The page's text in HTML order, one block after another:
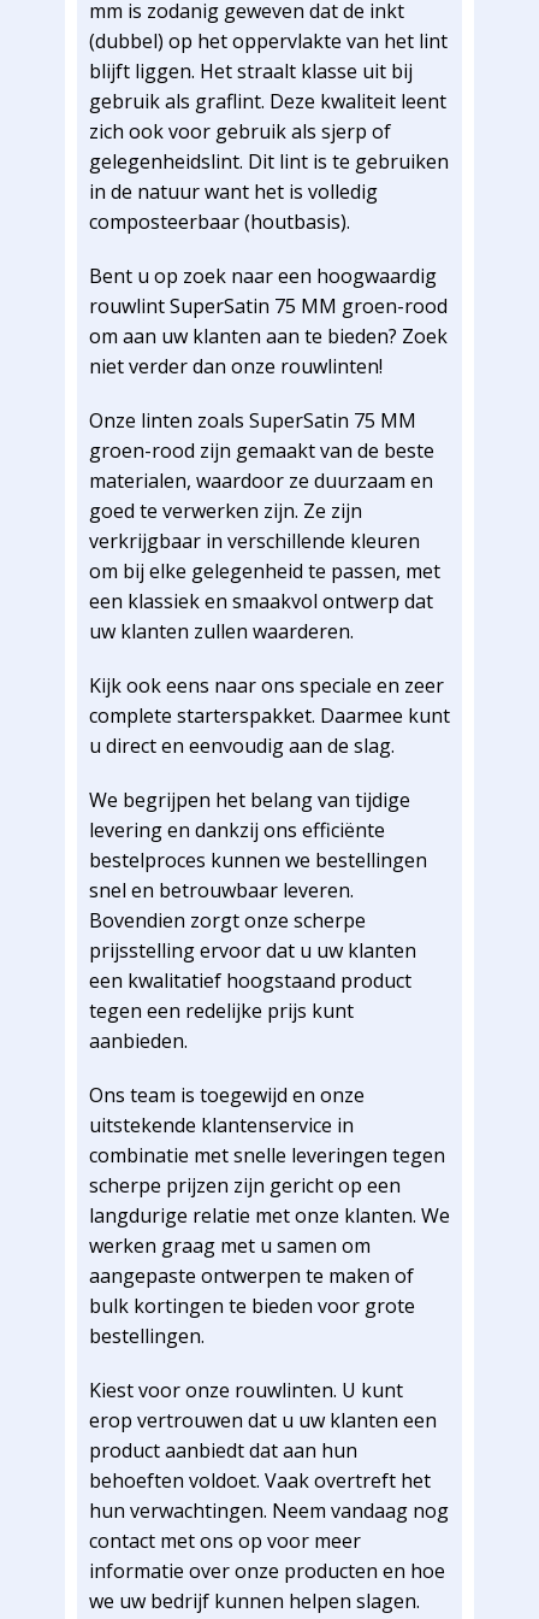
mm is zodanig geweven dat de inkt
(dubbel) op het oppervlakte van het lint
blijft liggen. Het straalt klasse uit bij
gebruik als graflint. Deze kwaliteit leent
zich ook voor gebruik als sjerp of
gelegenheidslint. Dit lint is te gebruiken
in de natuur want het is volledig
composteerbaar (houtbasis).
Bent u op zoek naar een hoogwaardig
rouwlint SuperSatin 75 MM groen-rood
om aan uw klanten aan te bieden? Zoek
niet verder dan onze rouwlinten!
Onze linten zoals SuperSatin 75 MM
groen-rood zijn gemaakt van de beste
materialen, waardoor ze duurzaam en
goed te verwerken zijn. Ze zijn
verkrijgbaar in verschillende kleuren
om bij elke gelegenheid te passen, met
een klassiek en smaakvol ontwerp dat
uw klanten zullen waarderen.
Kijk ook eens naar ons speciale en zeer
complete starterspakket. Daarmee kunt
u direct en eenvoudig aan de slag.
We begrijpen het belang van tijdige
levering en dankzij ons efficiënte
bestelproces kunnen we bestellingen
snel en betrouwbaar leveren.
Bovendien zorgt onze scherpe
prijsstelling ervoor dat u uw klanten
een kwalitatief hoogstaand product
tegen een redelijke prijs kunt
aanbieden.
Ons team is toegewijd en onze
uitstekende klantenservice in
combinatie met snelle leveringen tegen
scherpe prijzen zijn gericht op een
langdurige relatie met onze klanten. We
werken graag met u samen om
aangepaste ontwerpen te maken of
bulk kortingen te bieden voor grote
bestellingen.
Kiest voor onze rouwlinten. U kunt
erop vertrouwen dat u uw klanten een
product aanbiedt dat aan hun
behoeften voldoet. Vaak overtreft het
hun verwachtingen. Neem vandaag nog
contact met ons op voor meer
informatie over onze producten en hoe
we uw bedrijf kunnen helpen slagen.